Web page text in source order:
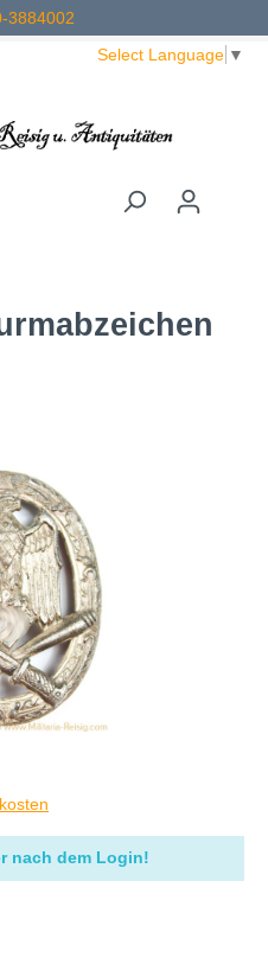
3884002
Select Language ▼
nach dem Login!